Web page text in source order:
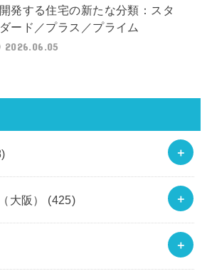
発する住宅の新たな分類：スタ
ード／プラス／プライム
2026.06.05
大阪） (425)